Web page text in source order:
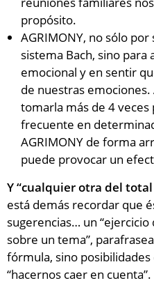
propósito.
AGRIMONY, no sólo
sistema Bach, sino para
emocional y en sentir
de nuestras
tomarla más de 4 veces
frecuente en
AGRIMONY de forma
puede provocar un
Y “cualquier otra del total
está demás recordar que
sugerencias… un
sobre un tema”,
fórmula, sino
“hacernos caer en cuenta”.